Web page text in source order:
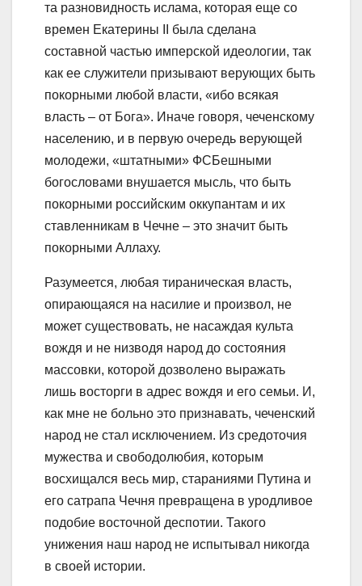
та разновидность ислама, которая еще со
времен Екатерины II была сделана
составной частью имперской идеологии, так
как ее служители призывают верующих быть
покорными любой власти, «ибо всякая
власть – от Бога». Иначе говоря, чеченскому
населению, и в первую очередь верующей
молодежи, «штатными» ФСБешными
богословами внушается мысль, что быть
покорными российским оккупантам и их
ставленникам в Чечне – это значит быть
покорными Аллаху.
Разумеется, любая тираническая власть,
опирающаяся на насилие и произвол, не
может существовать, не насаждая культа
вождя и не низводя народ до состояния
массовки, которой дозволено выражать
лишь восторги в адрес вождя и его семьи. И,
как мне не больно это признавать, чеченский
народ не стал исключением. Из средоточия
мужества и свободолюбия, которым
восхищался весь мир, стараниями Путина и
его сатрапа Чечня превращена в уродливое
подобие восточной деспотии. Такого
унижения наш народ не испытывал никогда
в своей истории.